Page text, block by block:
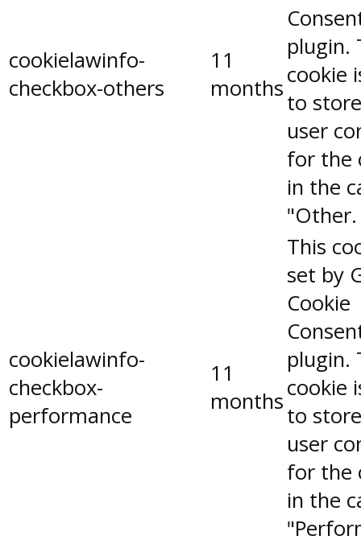
cookielawinfo-
checkbox-others
11
months
plugin.
cookie
to
user
for the
in the
"Other.
cookielawinfo-
checkbox-
performance
11
months
This
set by
Cookie
plugin.
cookie
to
user
for the
in the